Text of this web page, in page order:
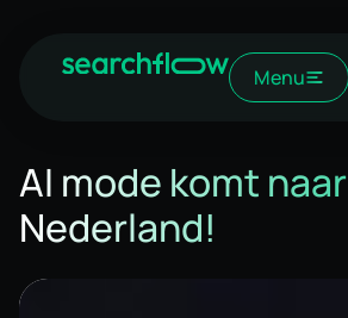
Menu
AI mode komt naar
Nederland!